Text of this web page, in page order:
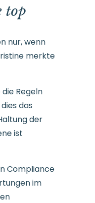
top
nur, wenn
merkte
Regeln
das
der
ist
Compliance
im